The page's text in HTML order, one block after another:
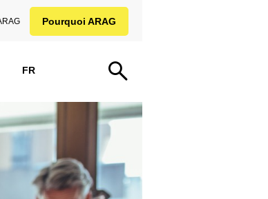
Pourquoi ARAG
FR